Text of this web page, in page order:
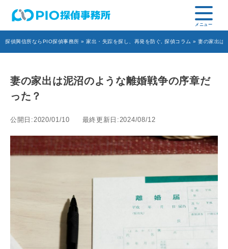
探偵興信所ならPIO探偵事務所 » 家出・失踪を探し、再発を防ぐ 探偵コラム » 妻の家出は
妻の家出は泥沼のような離婚戦争の序章だ
った？
公開日:2020/01/10 最終更新日:2024/08/12